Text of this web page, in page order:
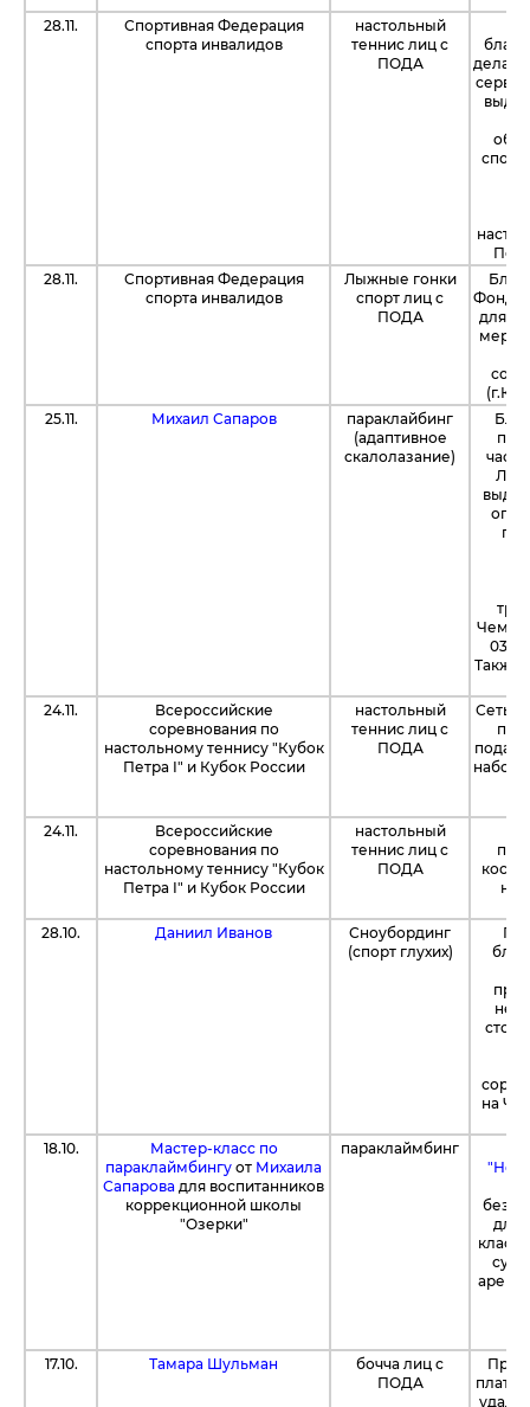
28.11.
Спортивная Федерация
спорта инвалидов
настольный
теннис лиц с
ПОДА
28.11.
Спортивная Федерация
спорта инвалидов
Лыжные гонки
спорт лиц с
ПОДА
Фонд
для
25.11.
Михаил Сапаров
параклайбинг
(адаптивное
скалолазание)
Также
24.11.
Всероссийские
соревнования по
настольному теннису "Кубок
Петра I" и Кубок России
настольный
теннис лиц с
ПОДА
Сеть
24.11.
Всероссийские
соревнования по
настольному теннису "Кубок
Петра I" и Кубок России
настольный
теннис лиц с
ПОДА
28.10. Даниил Иванов
Сноубординг
(спорт глухих)
на
18.10.
Мастер-класс по
параклаймбингуот Михаила
Сапаровадля воспитанников
коррекционной школы
"Озерки"
параклаймбинг
для
17.10.
Тамара Шульман
бочча лиц с
ПОДА
При